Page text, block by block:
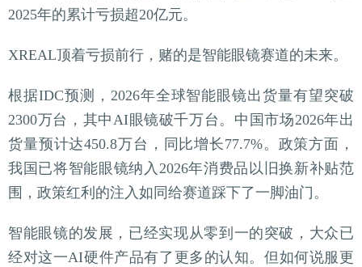
2025年的累计亏损超20亿元。
XREAL顶着亏损前行，赌的是智能眼镜赛道的未来。
根据IDC预测，2026年全球智能眼镜出货量有望突破
2300万台，其中AI眼镜破千万台。中国市场2026年出
货量预计达450.8万台，同比增长77.7%。政策方面，
我国已将智能眼镜纳入2026年消费品以旧换新补贴范
围，政策红利的注入如同给赛道踩下了一脚油门。
智能眼镜的发展，已经实现从零到一的突破，大众已
经对这一AI硬件产品有了更多的认知。但如何说服更